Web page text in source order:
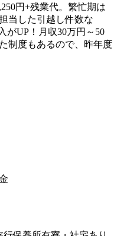
円+残業代。繁忙期は
当した引越し件数な
がUP！月収30万円～50
制度もあるので、昨年度